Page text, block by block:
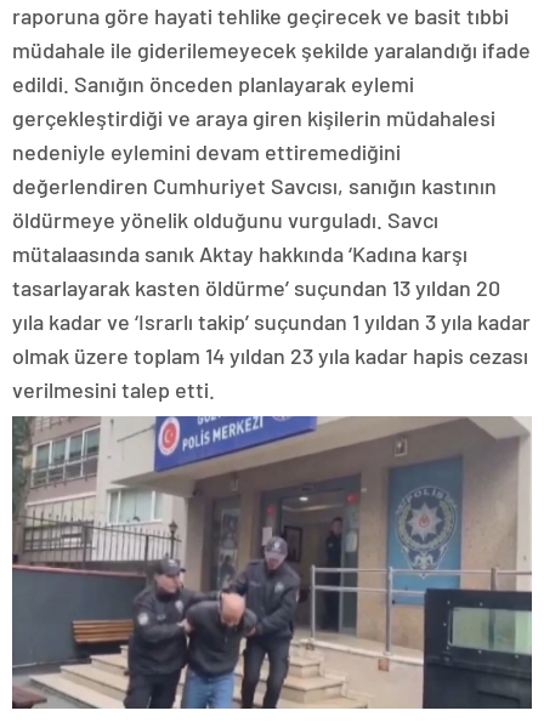
raporuna göre hayati tehlike geçirecek ve basit tıbbi
müdahale ile giderilemeyecek şekilde yaralandığı ifade
edildi. Sanığın önceden planlayarak eylemi
gerçekleştirdiği ve araya giren kişilerin müdahalesi
nedeniyle eylemini devam ettiremediğini
değerlendiren Cumhuriyet Savcısı, sanığın kastının
öldürmeye yönelik olduğunu vurguladı. Savcı
mütalaasında sanık Aktay hakkında ‘Kadına karşı
tasarlayarak kasten öldürme’ suçundan 13 yıldan 20
yıla kadar ve ‘Israrlı takip’ suçundan 1 yıldan 3 yıla kadar
olmak üzere toplam 14 yıldan 23 yıla kadar hapis cezası
verilmesini talep etti.